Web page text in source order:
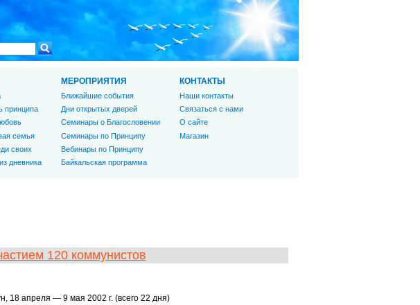
120 коммунистов
18 апреля — 9 мая 2002 г. (всего 22 дня)
принципа
семья
своих
дневника
МЕРОПРИЯТИЯ
Ближайшие события
Дни открытых дверей
Семинары о Благословении
Семинары по Принципу
Вебинары по Принципу
Байкальская программа
КОНТАКТЫ
Наши контакты
Связаться с нами
О сайте
Магазин